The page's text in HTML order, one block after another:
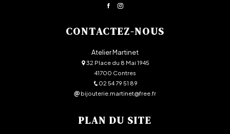
CONTACTEZ-NOUS
Atelier Martinet
32 Place du 8 Mai 1945
41700 Contres
02 54 79 51 89
bijouterie.martinet@free.fr
PLAN DU SITE